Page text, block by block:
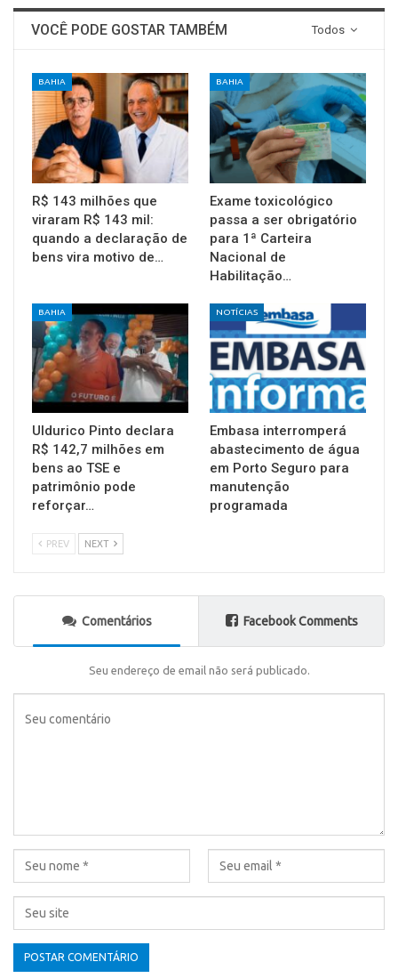
Todos
VOCÊ PODE GOSTAR TAMBÉM
BAHIA
R$ 143 milhões que
viraram R$ 143 mil:
quando a declaração de
bens vira motivo de…
BAHIA
Exame toxicológico
passa a ser obrigatório
para 1ª Carteira
Nacional de
Habilitação…
BAHIA
Uldurico Pinto declara
R$ 142,7 milhões em
bens ao TSE e
patrimônio pode
reforçar…
NOTÍCIAS
Embasa interromperá
abastecimento de água
em Porto Seguro para
manutenção
programada
PREV NEXT
Comentários Facebook Comments
Seu endereço de email não será publicado.